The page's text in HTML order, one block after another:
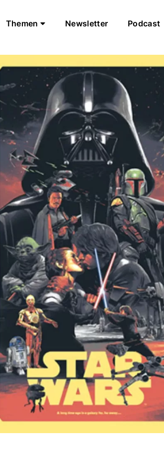
Themen Newsletter Podcast